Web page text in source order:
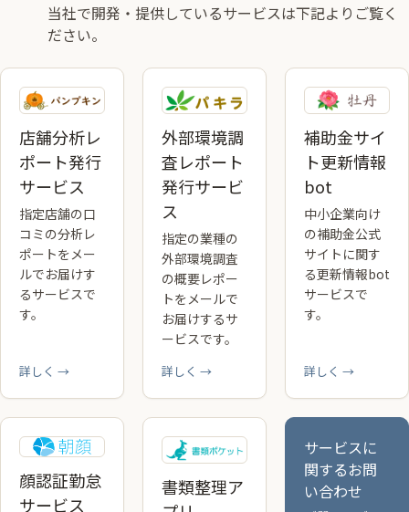
当社で開発・提供しているサービスは下記よりご覧く
ださい。
店舗分析レ
ポート発行
サービス
指定店舗の口
コミの分析レ
ポートをメー
ルでお届けす
るサービスで
す。
詳しく →
外部環境調
査レポート
発行サービ
ス
指定の業種の
外部環境調査
の概要レポー
トをメールで
お届けするサ
ービスです。
詳しく →
補助金サイ
ト更新情報
bot
中小企業向け
の補助金公式
サイトに関す
る更新情報bot
サービスで
す。
詳しく →
顔認証勤怠
サービス
書類整理ア
サービスに
関するお問
い合わせ